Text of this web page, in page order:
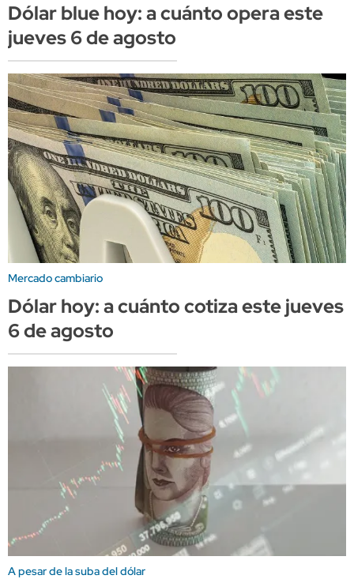
Dólar blue hoy: a cuánto opera este
jueves 6 de agosto
Mercado cambiario
Dólar hoy: a cuánto cotiza este jueves
6 de agosto
A pesar de la suba del dólar